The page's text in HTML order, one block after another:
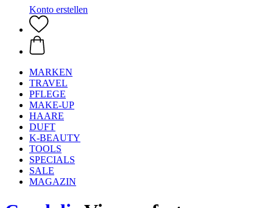
Konto erstellen
MARKEN
TRAVEL
PFLEGE
MAKE-UP
HAARE
DUFT
K-BEAUTY
TOOLS
SPECIALS
SALE
MAGAZIN